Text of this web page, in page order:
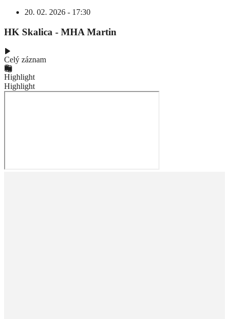
20. 02. 2026 - 17:30
HK Skalica - MHA Martin
Celý záznam
Highlight
Highlight